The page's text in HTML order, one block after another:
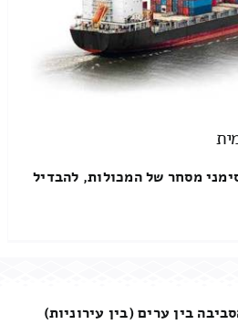
מסחר של המכולות, להבדיל
בין ערים (בין עירוניות)